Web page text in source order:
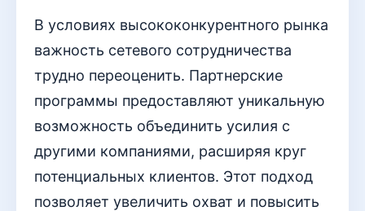
В условиях высококонкурентного рынка
важность сетевого сотрудничества
трудно переоценить. Партнерские
программы предоставляют уникальную
возможность объединить усилия с
другими компаниями, расширяя круг
потенциальных клиентов. Этот подход
позволяет увеличить охват и повысить